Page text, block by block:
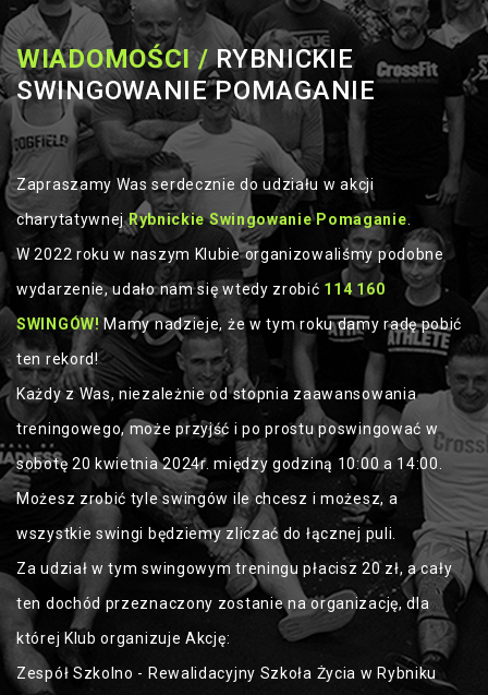
WIADOMOŚCI /RYBNICKIE
SWINGOWANIE POMAGANIE
Zapraszamy Was serdecznie do udziału w akcji
charytatywnejRybnickie Swingowanie Pomaganie
W 2022 roku w naszym Klubie organizowaliśmy podobne
wydarzenie, udało nam się wtedy zrobić 114 160
SWINGÓW! Mamy nadzieje, że w tym roku damy radę pobić
ten rekord!
Każdy z Was, niezależnie od stopnia zaawansowania
treningowego, może przyjść i po prostu poswingować w
sobotę 20 kwietnia 2024r. między godziną 10:00 a 14:00.
Możesz zrobić tyle swingów ile chcesz i możesz, a
wszystkie swingi będziemy zliczać do łącznej puli.
Za udział w tym swingowym treningu płacisz 20 zł, a cały
ten dochód przeznaczony zostanie na organizację, dla
której Klub organizuje Akcję:
Zespół Szkolno - Rewalidacyjny Szkoła Życia w Rybniku